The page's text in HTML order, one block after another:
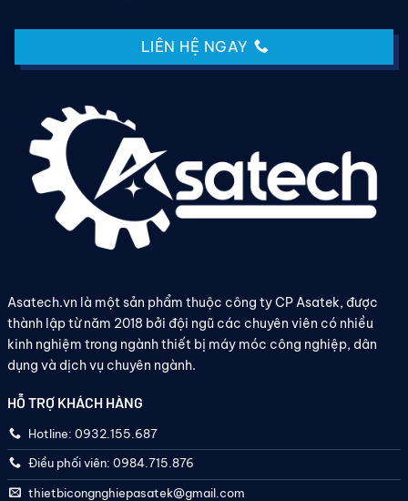
LIÊN HỆ NGAY
Asatech.vn là một sản phẩm thuộc công ty CP Asatek, được
thành lập từ năm 2018 bởi đội ngũ các chuyên viên có nhiều
kinh nghiệm trong ngành thiết bị máy móc công nghiệp, dân
dụng và dịch vụ chuyên ngành.
HỖ TRỢ KHÁCH HÀNG
Hotline: 0932.155.687
Điều phối viên: 0984.715.876
thietbicongnghiepasatek@gmail.com